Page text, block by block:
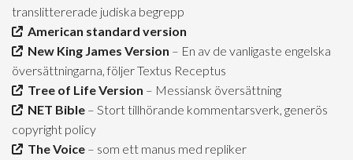
translittererade judiska begrepp
American standard version
New King James Version – En av de vanligaste engelska
översättningarna, följer Textus Receptus
Tree of Life Version – Messiansk översättning
NET Bible – Stort tillhörande kommentarsverk, generös
copyright policy
The Voice – som ett manus med repliker